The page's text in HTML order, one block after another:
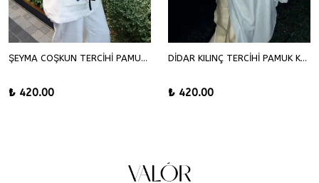
ŞEYMA COŞKUN TERCİHİ PAMUK KRAŞ ŞAL
₺ 420.00
DİDAR KILINÇ TERCİHİ PAMUK KRAŞ ŞAL
₺ 420.00